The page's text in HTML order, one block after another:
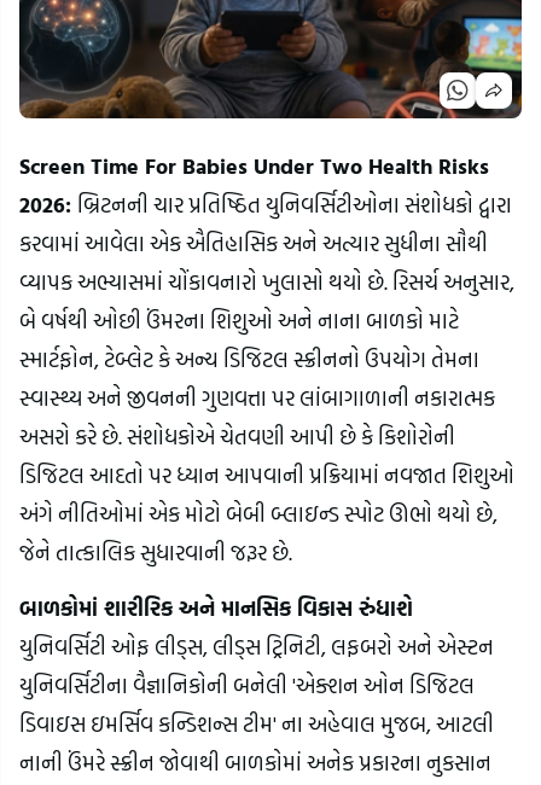
Screen Time For Babies Under Two Health Risks
2026: બ્રિટનની ચાર પ્રતિષ્ઠિત યુનિવર્સિટીઓના સંશોધકો દ્વારા
કરવામાં આવેલા એક ઐતિહાસિક અને અત્યાર સુધીના સૌથી
વ્યાપક અભ્યાસમાં ચોંકાવનારો ખુલાસો થયો છે. રિસર્ચ અનુસાર,
બે વર્ષથી ઓછી ઉંમરના શિશુઓ અને નાના બાળકો માટે
સ્માર્ટફોન, ટેબ્લેટ કે અન્ય ડિજિટલ સ્ક્રીનનો ઉપયોગ તેમના
સ્વાસ્થ્ય અને જીવનની ગુણવત્તા પર લાંબાગાળાની નકારાત્મક
અસરો કરે છે. સંશોધકોએ ચેતવણી આપી છે કે કિશોરોની
ડિજિટલ આદતો પર ધ્યાન આપવાની પ્રક્રિયામાં નવજાત શિશુઓ
અંગે નીતિઓમાં એક મોટો બેબી બ્લાઇન્ડ સ્પોટ ઊભો થયો છે,
જેને તાત્કાલિક સુધારવાની જરૂર છે.
બાળકોમાં શારીરિક અને માનસિક વિકાસ રુંધાશે
યુનિવર્સિટી ઓફ લીડ્સ, લીડ્સ ટ્રિનિટી, લફબરો અને એસ્ટન
યુનિવર્સિટીના વૈજ્ઞાનિકોની બનેલી 'એક્શન ઓન ડિજિટલ
ડિવાઇસ ઇમર્સિવ કન્ડિશન્સ ટીમ' ના અહેવાલ મુજબ, આટલી
નાની ઉંમરે સ્ક્રીન જોવાથી બાળકોમાં અનેક પ્રકારના નુકસાન